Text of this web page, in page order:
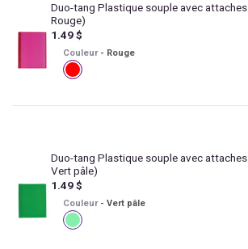
Duo-tang Plastique souple avec attaches
Rouge)
1.49$
Couleur - Rouge
Duo-tang Plastique souple avec attaches
Vert pâle)
1.49$
Couleur - Vert pâle